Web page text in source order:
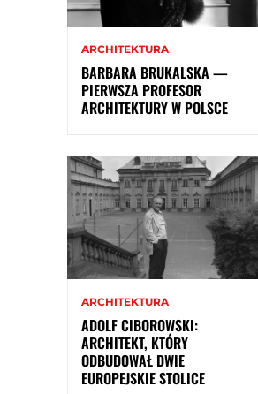
ARCHITEKTURA
BARBARA BRUKALSKA —
PIERWSZA PROFESOR
ARCHITEKTURY W POLSCE
ARCHITEKTURA
ADOLF CIBOROWSKI:
ARCHITEKT, KTÓRY
ODBUDOWAŁ DWIE
EUROPEJSKIE STOLICE